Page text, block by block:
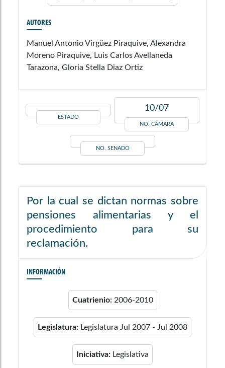
AUTORES
Manuel Antonio Virgüez Piraquive, Alexandra
Moreno Piraquive, Luis Carlos Avellaneda
Tarazona, Gloria Stella Diaz Ortiz
ESTADO
10/07
NO. CÁMARA
NO. SENADO
Por la cual se dictan normas sobre
pensiones alimentarias y el
procedimiento para su
reclamación.
INFORMACIÓN
Cuatrienio: 2006-2010
Legislatura: Legislatura Jul 2007 - Jul 2008
Iniciativa: Legislativa